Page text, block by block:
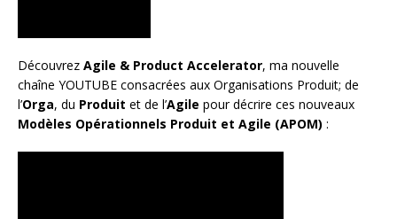
Découvrez Agile & Product Accelerator, ma nouvelle
chaîne YOUTUBE consacrées aux Organisations Produit; de
l’Orga, du Produit et de l’Agile pour décrire ces nouveaux
Modèles Opérationnels Produit et Agile (APOM) :